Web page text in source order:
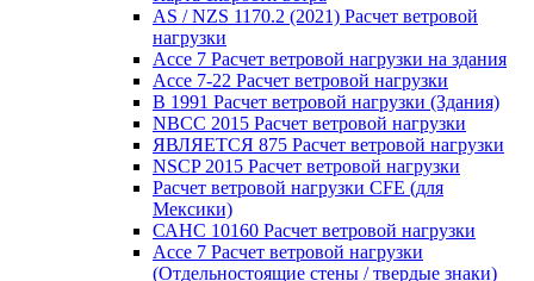
AS / NZS 1170.2 (2021) Расчет ветровой
нагрузки
Ассе 7 Расчет ветровой нагрузки на здания
Ассе 7-22 Расчет ветровой нагрузки
В 1991 Расчет ветровой нагрузки (Здания)
NBCC 2015 Расчет ветровой нагрузки
ЯВЛЯЕТСЯ 875 Расчет ветровой нагрузки
NSCP 2015 Расчет ветровой нагрузки
Расчет ветровой нагрузки CFE (для
Мексики)
САНС 10160 Расчет ветровой нагрузки
Ассе 7 Расчет ветровой нагрузки
(Отдельностоящие стены / твердые знаки)